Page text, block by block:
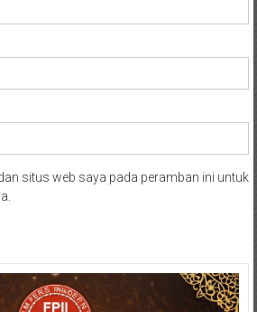
situs web saya pada peramban ini untuk